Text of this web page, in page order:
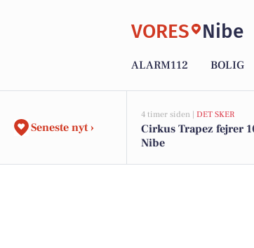
VORES Nibe
ALARM112 BOLIG
Seneste nyt ›
4 timer siden | DET SKER
Cirkus Trapez fejrer
Nibe